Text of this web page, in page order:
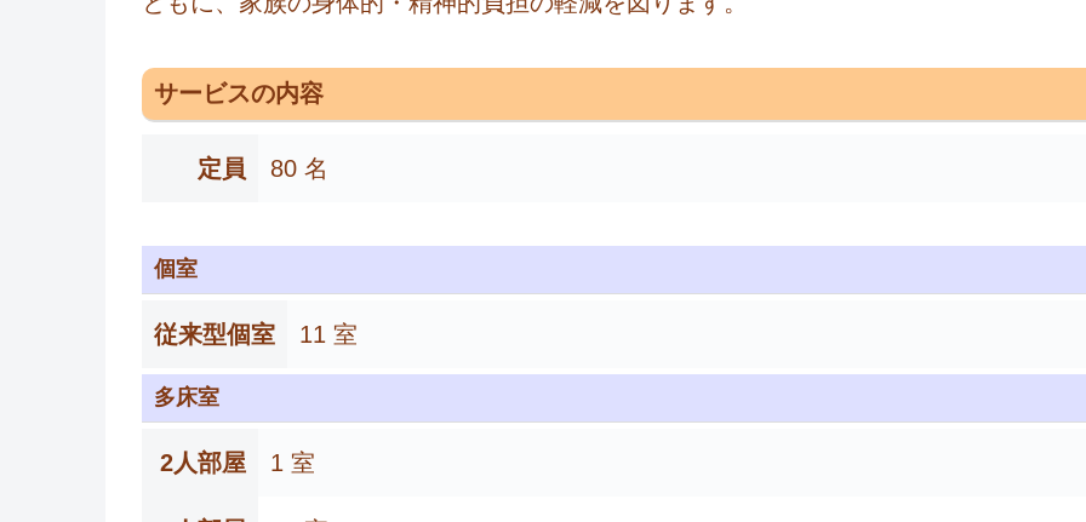
サービスの内容
定員 80 名
個室
従来型個室 11 室
多床室
2人部屋 1 室